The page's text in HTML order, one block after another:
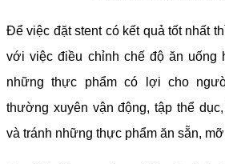
Để việc đặt stent có kết quả tốt nhất
với việc điều chỉnh chế độ ăn uống
những thực phẩm có lợi cho
thường xuyên vận động, tập thể
và tránh những thực phẩm ăn sẵn,